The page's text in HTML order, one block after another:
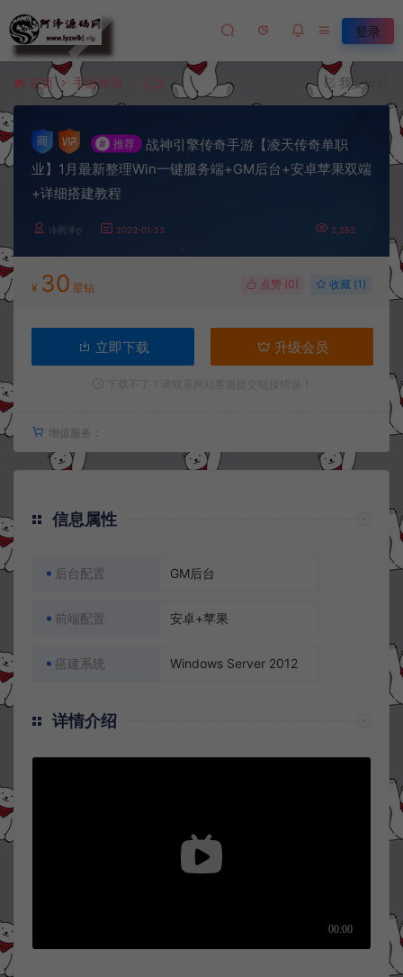
登录
首页 手游资源 正文 我要投稿
# 推荐
战神引擎传奇手游【凌天传奇单职
业】1月最新整理Win一键服务端+GM后台+安卓苹果双端
+详细搭建教程
冷雨泽ღ 2023-01-23 2,262
¥ 30 星钻 点赞 (0) 收藏 (1)
立即下载 升级会员
增值服务：
信息属性
后台配置 GM后台
前端配置 安卓+苹果
搭建系统 Windows Server 2012
详情介绍